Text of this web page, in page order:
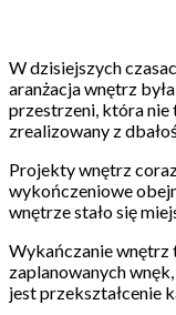
W dzisiejszych
aranżacja wnętrz
przestrzeni, która nie
zrealizowany z
Projekty wnętrz
wykończeniowe
wnętrze stało się
Wykańczanie wnętrz
zaplanowanych
jest przekształcenie